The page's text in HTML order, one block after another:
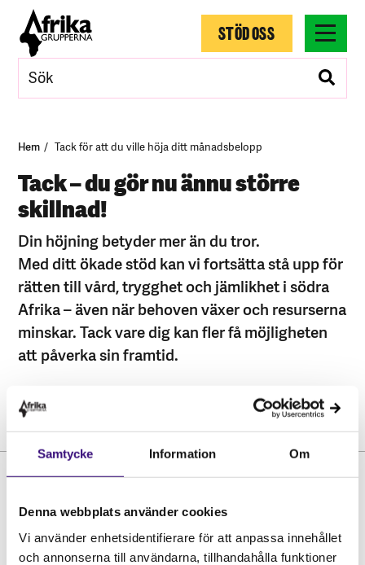
Samtycke Information Om
Denna webbplats använder cookies
Vi använder enhetsidentifierare för att anpassa innehållet
och annonserna till användarna, tillhandahålla funktioner
STÖD OSS
Hem Tack för att du ville höja ditt månadsbelopp
Tack – du gör nu ännu större
skillnad!
Din höjning betyder mer än du tror.
Med ditt ökade stöd kan vi fortsätta stå upp för
rätten till vård, trygghet och jämlikhet i södra
Afrika – även när behoven växer och resurserna
minskar. Tack vare dig kan fler få möjligheten
att påverka sin framtid.